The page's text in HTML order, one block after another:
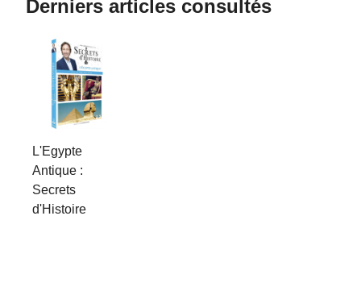
Derniers articles consultés
L'Egypte
Antique :
Secrets
d'Histoire